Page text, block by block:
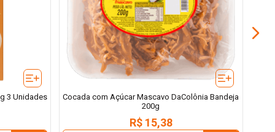
3 Unidades
Cocada com Açúcar Mascavo DaColônia Bandeja
200g
R$ 15,38